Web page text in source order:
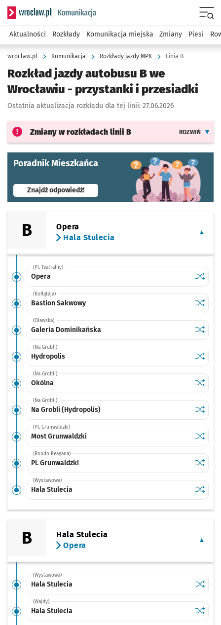
Serwis informacyjny wroclaw.pl podserwis: Komunikacja
Aktualności Rozkłady Komunikacja miejska Zmiany Piesi
wroclaw.pl Komunikacja Rozkłady jazdy MPK Linia B
Rozkład jazdy autobusu B we
Wrocławiu - przystanki i przesiadki
Ostatnia aktualizacja rozkładu dla tej linii: 27.06.2026
Zmiany w rozkładach linii B ROZWIŃ
Poradnik Mieszkańca
Znajdź odpowiedź!- otworzy się w nowej karcie
B
Opera
Hala Stulecia
(Pl. Teatralny)
Opera
(Kołłątaja)
Bastion Sakwowy
(Oławska)
Galeria Dominikańska
(Na Grobli)
Hydropolis
(Na Grobli)
Okólna
(Na Grobli)
Na Grobli (Hydropolis)
(Pl. Grunwaldzki)
Most Grunwaldzki
(Rondo Reagana)
Pl. Grunwaldzki
(Wystawowa)
Hala Stulecia
B
Hala Stulecia
Opera
(Wystawowa)
Hala Stulecia
(Wajdy)
Hala Stulecia